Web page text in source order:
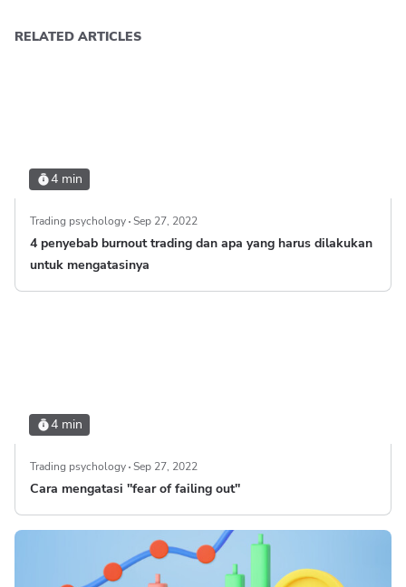
RELATED ARTICLES
4 min
Trading psychology Sep 27, 2022
4 penyebab burnout trading dan apa yang harus dilakukan
untuk mengatasinya
4 min
Trading psychology Sep 27, 2022
Cara mengatasi ''fear of failing out''